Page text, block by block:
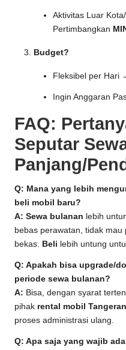
Aktivitas Luar
Pertimbangkan
Budget?
Fleksibel per Hari
Ingin Anggaran
FAQ:
Seputar
Panjang/
Q: Mana yang lebih
beli mobil baru?
A: Sewa bulanan lebih
bebas perawatan, tidak mau
bekas. Beli lebih untung
Q: Apakah bisa upgrade/
periode sewa bulanan?
A: Bisa, dengan syarat
pihak rental mobil
proses administrasi ulang.
Q: Apa saja yang wajib